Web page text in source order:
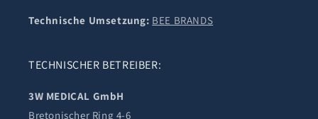
Technische Umsetzung: BEE BRANDS
TECHNISCHER BETREIBER:
3W MEDICAL GmbH
Bretonischer Ring 4-6